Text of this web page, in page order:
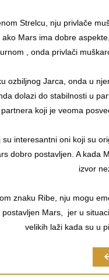
Strelcu, nju privlače
ako Mars ima dobre
, onda privlači
ozbiljnog Jarca, onda u
dolazi do stabilnosti u
koji je veoma
su interesantni oni koji su
dobro postavljen. A kada
izvor
znaku Ribe, nju mogu
Mars, jer u
velikih laži kada su u